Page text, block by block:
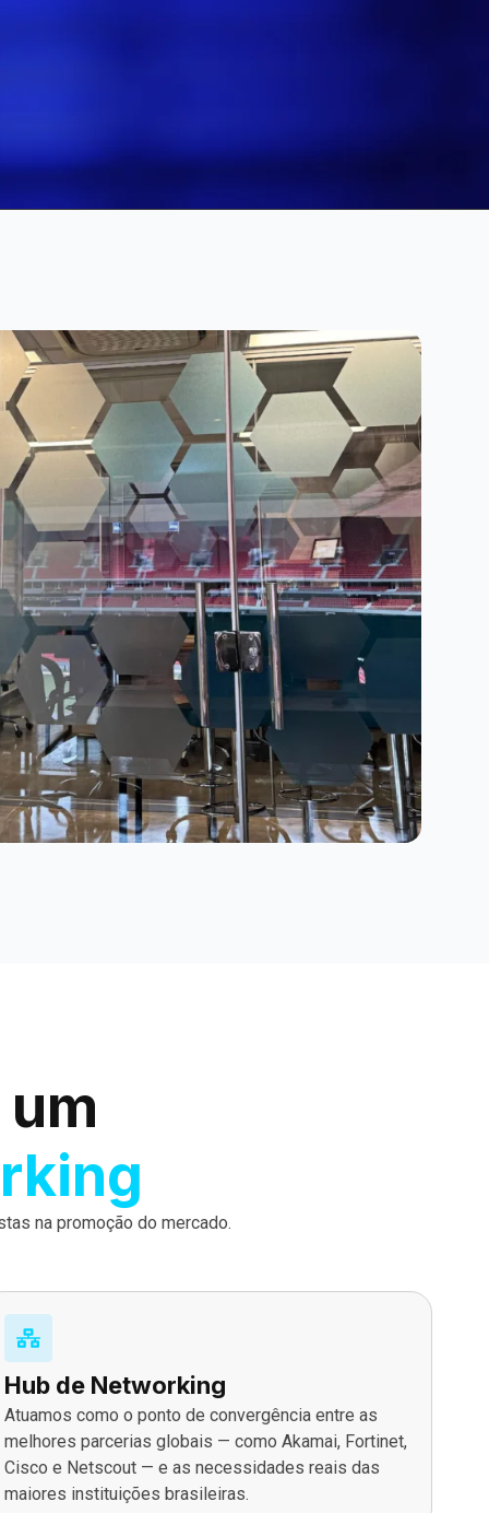
na promoção do mercado.
Hub de Networking
Atuamos como o ponto de convergência entre as
melhores parcerias globais — como Akamai, Fortinet,
Cisco e Netscout — e as necessidades reais das
maiores instituições brasileiras.